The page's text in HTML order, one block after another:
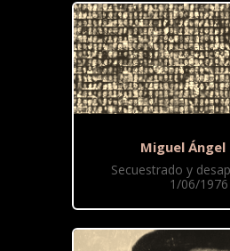
Miguel Ángel
Secuestrado y
1/06/1976